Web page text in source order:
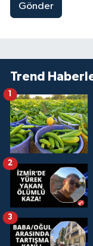
Gönder
Trend
2
3